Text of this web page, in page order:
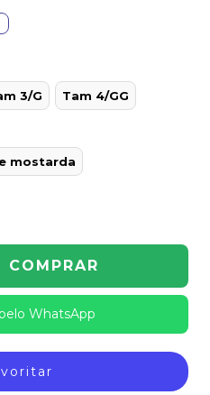
3/G Tam 4/GG
mostarda
WhatsApp